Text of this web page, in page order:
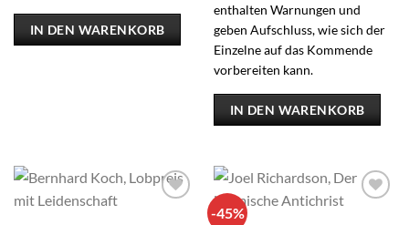
IN DEN WARENKORB
enthalten Warnungen und
geben Aufschluss, wie sich der
Einzelne auf das Kommende
vorbereiten kann.
IN DEN WARENKORB
-45%